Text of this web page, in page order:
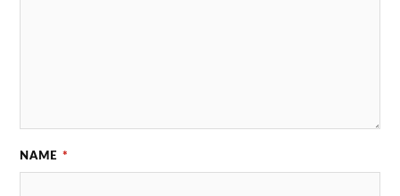
NAME *